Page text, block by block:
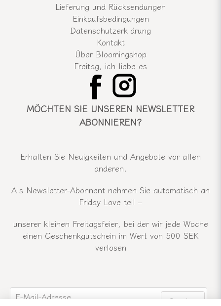
Lieferung und Rücksendungen
Einkaufsbedingungen
Datenschutzerklärung
Kontakt
Über Bloomingshop
Freitag, ich liebe es
MÖCHTEN SIE UNSEREN NEWSLETTER
ABONNIEREN?
Erhalten Sie Neuigkeiten und Angebote vor allen
anderen.
Als Newsletter-Abonnent nehmen Sie automatisch an
Friday Love teil –
unserer kleinen Freitagsfeier, bei der wir jede Woche
einen Geschenkgutschein im Wert von 500 SEK
verlosen
email
E-Mail-Adresse Senden